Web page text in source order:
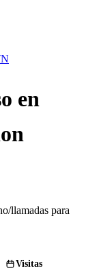
en
llamadas para
Visitas